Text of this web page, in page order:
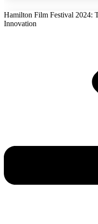
Hamilton Film Festival 2024:
Innovation